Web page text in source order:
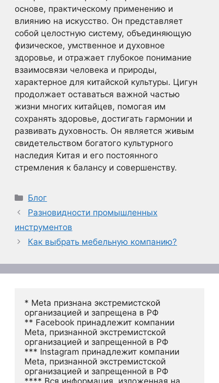
основе, практическому применению и
влиянию на искусство. Он представляет
собой целостную систему, объединяющую
физическое, умственное и духовное
здоровье, и отражает глубокое понимание
взаимосвязи человека и природы,
характерное для китайской культуры. Цигун
продолжает оставаться важной частью
жизни многих китайцев, помогая им
сохранять здоровье, достигать гармонии и
развивать духовность. Он является живым
свидетельством богатого культурного
наследия Китая и его постоянного
стремления к балансу и совершенству.
Рубрики
Блог
Разновидности промышленных
инструментов
Как выбрать мебельную компанию?
* Meta признана экстремистской
организацией и запрещена в РФ
** Facebook принадлежит компании
Meta, признанной экстремистской
организацией и запрещенной в РФ
*** Instagram принадлежит компании
Meta, признанной экстремистской
организацией и запрещенной в РФ
**** Вся информация, изложенная на